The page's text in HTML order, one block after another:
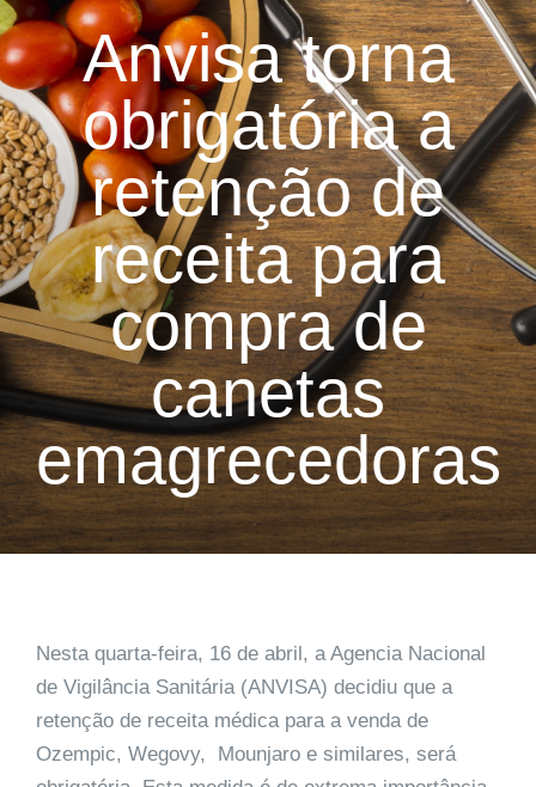
Anvisa torna
obrigatória a
retenção de
receita para
compra de
canetas
emagrecedoras
Nesta quarta-feira, 16 de abril, a Agencia Nacional
de Vigilância Sanitária (ANVISA) decidiu que a
retenção de receita médica para a venda de
Ozempic, Wegovy, Mounjaro e similares, será